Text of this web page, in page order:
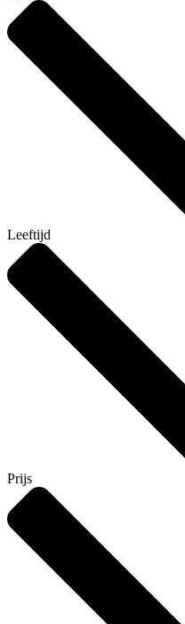
Leeftijd
Prijs